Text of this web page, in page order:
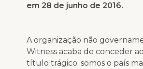
em 28 de junho de 2016.
A organização não
Witness acaba de conceder
título trágico: somos o país